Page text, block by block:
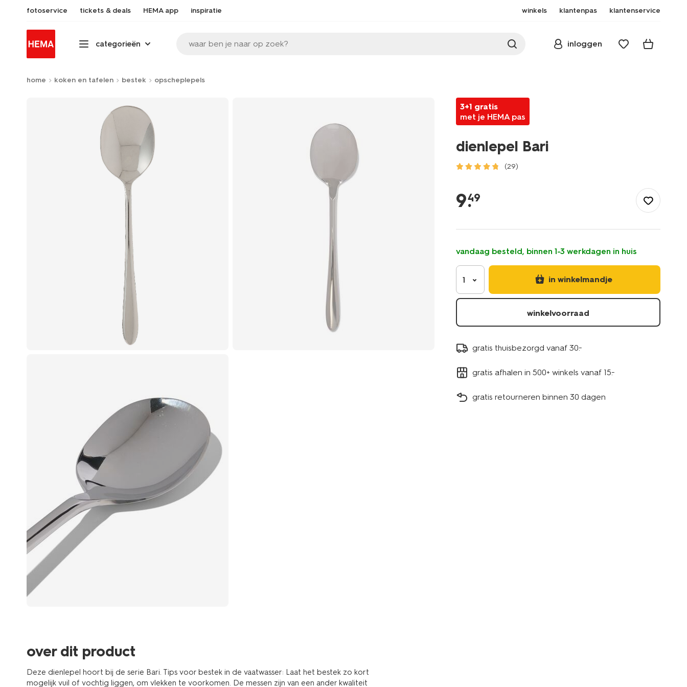
fotoservice tickets & deals HEMA app inspiratie winkels klantenpas klantenservice
categorieën waar ben je naar op zoek? inloggen
home koken en tafelen bestek opscheplepels
over dit product
Deze dienlepel hoort bij de serie Bari. Tips voor bestek in de vaatwasser: Laat het bestek zo kort
mogelijk vuil of vochtig liggen, om vlekken te voorkomen. De messen zijn van een ander kwaliteit
3+1 gratis
met je HEMA pas
dienlepel Bari
(29)
bari-
9.
49
vandaag besteld, binnen 1-3 werkdagen in huis
1 in winkelmandje
winkelvoorraad
gratis thuisbezorgd vanaf 30.-
gratis afhalen in 500+ winkels vanaf 15.-
gratis retourneren binnen 30 dagen